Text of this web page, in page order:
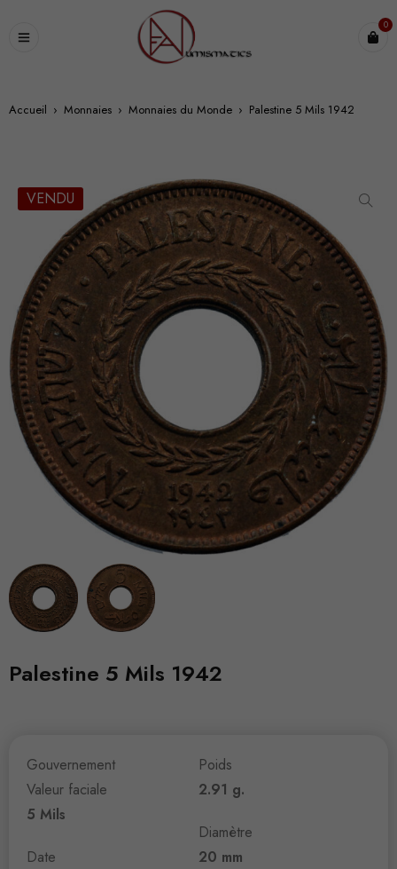
0
Accueil › Monnaies › Monnaies du Monde › Palestine 5 Mils 1942
VENDU
Palestine 5 Mils 1942
Gouvernement
Valeur faciale
5 Mils
Date
Poids
2.91 g.
Diamètre
20 mm